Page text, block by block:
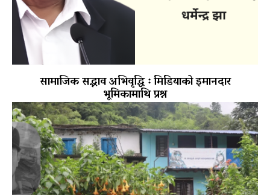
सामाजिक सद्भाव अभिवृद्धि ः मिडियाको इमानदार
भूमिकामाथि प्रश्न